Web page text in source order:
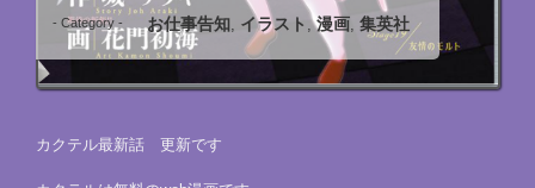
- Category - お仕事告知 イラスト ,漫画 集英社
カクテル最新話 更新です